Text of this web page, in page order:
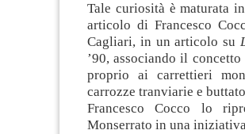
Tale curiosità è maturata
articolo di Francesco
Cagliari, in un articolo su
’90, associando il
proprio ai carrettieri
carrozze tranviarie e
Francesco Cocco lo
Monserrato in una